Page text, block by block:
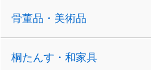
骨董品・美術品
桐たんす・和家具